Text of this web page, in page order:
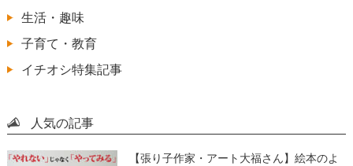
生活・趣味
子育て・教育
イチオシ特集記事
人気の記事
【張り子作家・アート大福さん】絵本のよ